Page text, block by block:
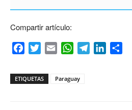
Compartir artículo:
FacebookTwitterEmail WhatsAppTelegramLinkedIn
ETIQUETAS Paraguay